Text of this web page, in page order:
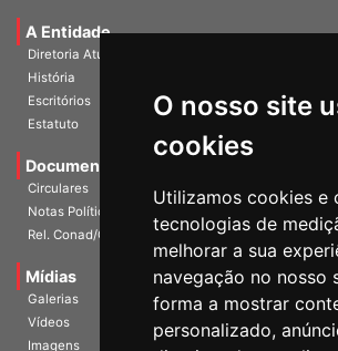
O nosso site
cookies
Utilizamos cookies e
tecnologias de
melhorar a sua
navegação no nosso
forma a mostrar
personalizado,
A Entidade
Diretoria Atual
História
Escritórios
Estatuto
Documentos
Circulares
Notas Políticas
Rel. Conad/Congresso
Mídias
Galerias
Vídeos
Imagens